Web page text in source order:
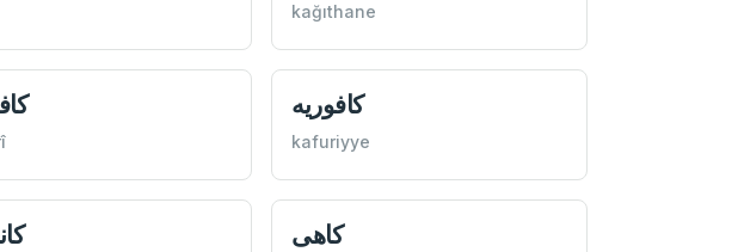
kağıthane
كافوريه
kafuriyye
كاهی